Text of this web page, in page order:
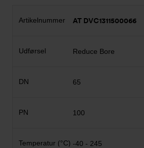
AT DVC1311500066
Reduce Bore
65
100
-40 - 245